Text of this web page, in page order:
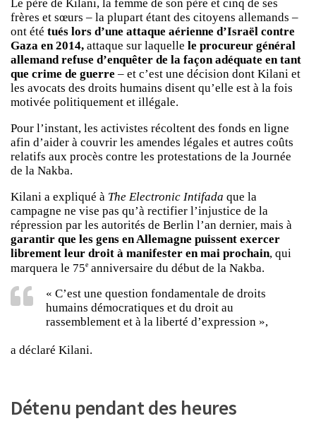
Le père de Kilani, la femme de son père et cinq de ses
frères et sœurs – la plupart étant des citoyens allemands –
ont été tués lors d’une attaque aérienne d’Israël contre
Gaza en 2014, attaque sur laquelle le procureur général
allemand refuse d’enquêter de la façon adéquate en tant
que crime de guerre – et c’est une décision dont Kilani et
les avocats des droits humains disent qu’elle est à la fois
motivée politiquement et illégale.
Pour l’instant, les activistes récoltent des fonds en ligne
afin d’aider à couvrir les amendes légales et autres coûts
relatifs aux procès contre les protestations de la Journée
de la Nakba.
Kilani a expliqué à The Electronic Intifada que la
campagne ne vise pas qu’à rectifier l’injustice de la
répression par les autorités de Berlin l’an dernier, mais à
garantir que les gens en Allemagne puissent exercer
librement leur droit à manifester en mai prochain, qui
marquera le 75e anniversaire du début de la Nakba.
« C’est une question fondamentale de droits
humains démocratiques et du droit au
rassemblement et à la liberté d’expression »,
a déclaré Kilani.
Détenu pendant des heures